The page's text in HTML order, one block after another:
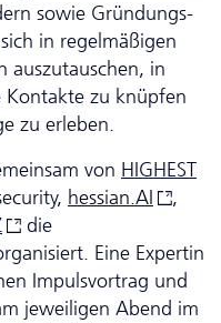
sowie Gründungs­
in regelmäßigen
auszutauschen, in
Kontakte zu knüpfen
zu erleben.
von HIGHEST
hessian.AI
,
die
Eine Expertin
Impulsvortrag und
jeweiligen Abend im